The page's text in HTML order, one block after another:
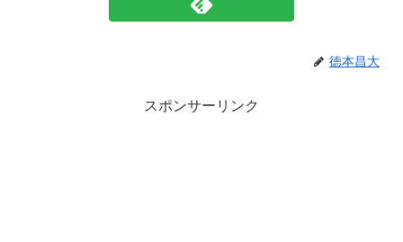
徳本昌大
スポンサーリンク